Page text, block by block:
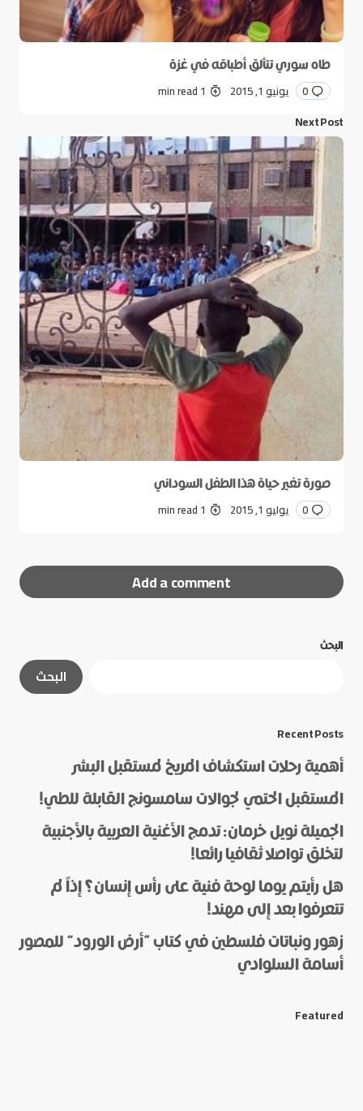
طاه سوري تتألق أطباقه في غزة
0 يونيو 1, 2015 1 min read
Next Post
صورة تغير حياة هذا الطفل السوداني
0 يوليو 1, 2015 1 min read
Add a comment
الحقول الإلزامية
Name
*
E-mail
*
البحث
البحث
Recent Posts
أهمية رحلات استكشاف المريخ لمستقبل البشر
المستقبل الحتمي لجوالات سامسونج القابلة للطي!
الجميلة نويل خرمان: تدمج الأغنية العربية بالأجنبية
لتخلق تواصلا ثقافيا رائعا!
هل رأيتم يوما لوحة فنية على رأس إنسان؟ إذاً لم
تتعرفوا بعد إلى مهند!
زهور ونباتات فلسطين في كتاب “أرض الورود” للمصور
أسامة السلوادي
Featured